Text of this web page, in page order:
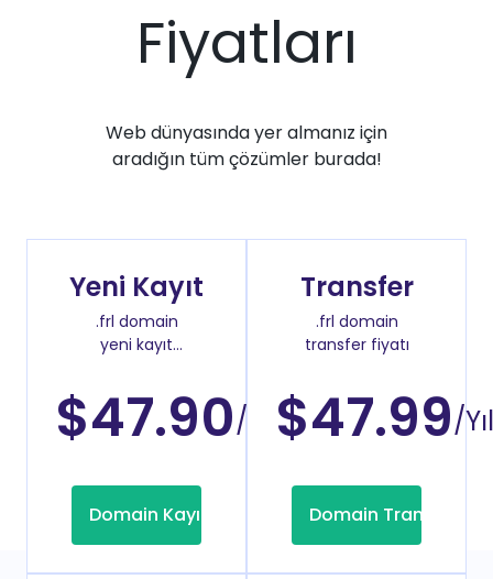
Fiyatları
Web dünyasında yer almanız için
aradığın tüm çözümler burada!
Yeni Kayıt
.frl domain
yeni kayıt
$47.90/Yıl
Domain Kayıt
Transfer
.frl domain
transfer fiyatı
$47.99/Yıl
Domain Transfer